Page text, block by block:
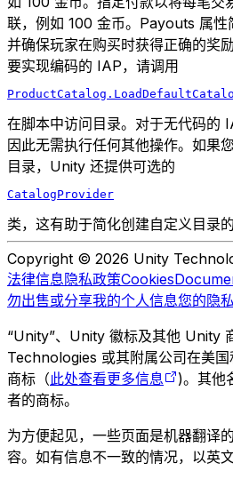
联，例如 100 金币。Payouts 属性
并确保玩家在购买时获得正确的奖励
要实现编码的 IAP，请调用
在脚本中访问目录。对于无代码的
因此无需执行任何其他操作。如果
目录，Unity 还提供可选的
CatalogProvider
类，这有助于简化创建自定义目录的
Copyright © 2026 Unity
法律信息隐私政策Cookies
勿出售或分享我的个人信息您的隐
“Unity”、Unity 徽标及其他 Unity
Technologies 或其附属公司在美
商标（此处查看更多信息
)。其他
者的商标。
为方便起见，一些页面是机器翻译
容。如有信息不一致的情况，以英文